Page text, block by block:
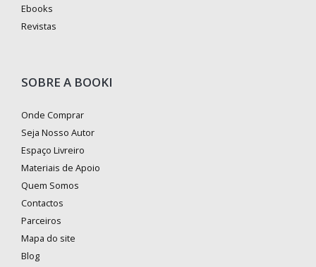
Ebooks
Revistas
SOBRE A BOOKI
Onde Comprar
Seja Nosso Autor
Espaço Livreiro
Materiais de Apoio
Quem Somos
Contactos
Parceiros
Mapa do site
Blog